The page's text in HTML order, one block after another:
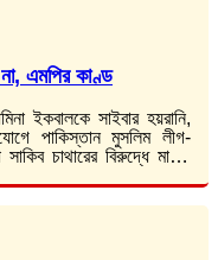
না, এমপির কাণ্ড
ইকবালকে সাইবার হয়রানি,
পাকিস্তান মুসলিম লীগ-
চাথারের বিরুদ্ধে মামলা